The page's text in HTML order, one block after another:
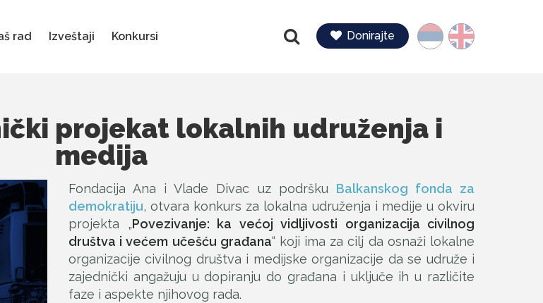
Jezik
Donirajte
Pretraga
rad Izveštaji Konkursi
projekat lokalnih udruženja i
medija
Fondacija Ana i Vlade Divac uz podršku Balkanskog fonda za
demokratiju, otvara konkurs za lokalna udruženja i medije u okviru
projekta „Povezivanje: ka većoj vidljivosti organizacija civilnog
društva i većem učešću građana“ koji ima za cilj da osnaži lokalne
organizacije civilnog društva i medijske organizacije da se udruže i
zajednički angažuju u dopiranju do građana i uključe ih u različite
faze i aspekte njihovog rada.